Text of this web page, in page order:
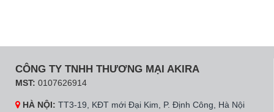
CÔNG TY TNHH THƯƠNG MẠI AKIRA
MST: 0107626914
HÀ NỘI: TT3-19, KĐT mới Đại Kim, P. Định Công, Hà Nội